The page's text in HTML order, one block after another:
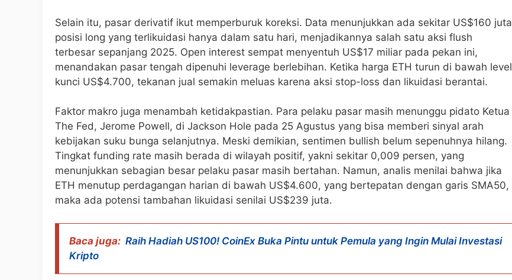
Selain itu, pasar derivatif ikut memperburuk koreksi. Data menunjukkan ada sekitar US$160 juta
posisi long yang terlikuidasi hanya dalam satu hari, menjadikannya salah satu aksi flush
terbesar sepanjang 2025. Open interest sempat menyentuh US$17 miliar pada pekan ini,
menandakan pasar tengah dipenuhi leverage berlebihan. Ketika harga ETH turun di bawah level
kunci US$4.700, tekanan jual semakin meluas karena aksi stop-loss dan likuidasi berantai.
Faktor makro juga menambah ketidakpastian. Para pelaku pasar masih menunggu pidato Ketua
The Fed, Jerome Powell, di Jackson Hole pada 25 Agustus yang bisa memberi sinyal arah
kebijakan suku bunga selanjutnya. Meski demikian, sentimen bullish belum sepenuhnya hilang.
Tingkat funding rate masih berada di wilayah positif, yakni sekitar 0,009 persen, yang
menunjukkan sebagian besar pelaku pasar masih bertahan. Namun, analis menilai bahwa jika
ETH menutup perdagangan harian di bawah US$4.600, yang bertepatan dengan garis SMA50,
maka ada potensi tambahan likuidasi senilai US$239 juta.
Baca juga: Raih Hadiah US100! CoinEx Buka Pintu untuk Pemula yang Ingin Mulai Investasi
Kripto